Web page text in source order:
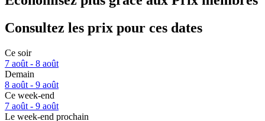
Consultez les prix pour ces dates
Ce soir
7 août - 8 août
Demain
8 août - 9 août
Ce week-end
7 août - 9 août
Le week-end prochain